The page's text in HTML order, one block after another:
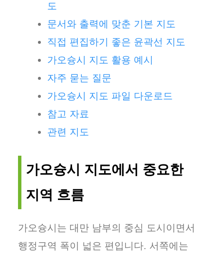
도
문서와 출력에 맞춘 기본 지도
직접 편집하기 좋은 윤곽선 지도
가오슝시 지도 활용 예시
자주 묻는 질문
가오슝시 지도 파일 다운로드
참고 자료
관련 지도
가오슝시 지도에서 중요한
지역 흐름
가오슝시는 대만 남부의 중심 도시이면서
행정구역 폭이 넓은 편입니다. 서쪽에는